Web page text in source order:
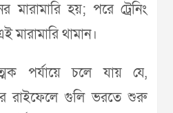
হয়; পরে ট্রেনিং
মারামারি থামান।
পর্যায়ে চলে যায় যে,
রাইফেলে গুলি ভরতে শুরু